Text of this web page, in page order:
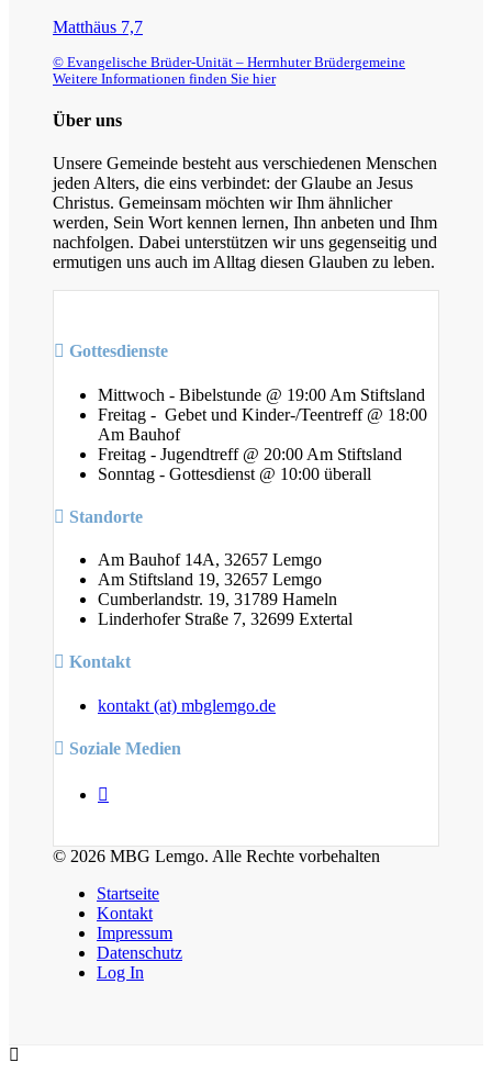
Matthäus 7,7
© Evangelische Brüder-Unität – Herrnhuter Brüdergemeine
Weitere Informationen finden Sie hier
Über uns
Unsere Gemeinde besteht aus verschiedenen Menschen
jeden Alters, die eins verbindet: der Glaube an Jesus
Christus. Gemeinsam möchten wir Ihm ähnlicher
werden, Sein Wort kennen lernen, Ihn anbeten und Ihm
nachfolgen. Dabei unterstützen wir uns gegenseitig und
ermutigen uns auch im Alltag diesen Glauben zu leben.
Gottesdienste
Mittwoch - Bibelstunde @ 19:00 Am Stiftsland
Freitag - Gebet und Kinder-/Teentreff @ 18:00
Am Bauhof
Freitag - Jugendtreff @ 20:00 Am Stiftsland
Sonntag - Gottesdienst @ 10:00 überall
Standorte
Am Bauhof 14A, 32657 Lemgo
Am Stiftsland 19, 32657 Lemgo
Cumberlandstr. 19, 31789 Hameln
Linderhofer Straße 7, 32699 Extertal
Kontakt
kontakt (at) mbglemgo.de
Soziale Medien
© 2026 MBG Lemgo. Alle Rechte vorbehalten
Startseite
Kontakt
Impressum
Datenschutz
Log In